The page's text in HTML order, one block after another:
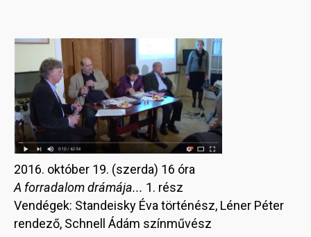
2016. október 19. (szerda) 16 óra
A forradalom drámája... 1. rész
Vendégek: Standeisky Éva történész, Léner Péter
rendező, Schnell Ádám színművész